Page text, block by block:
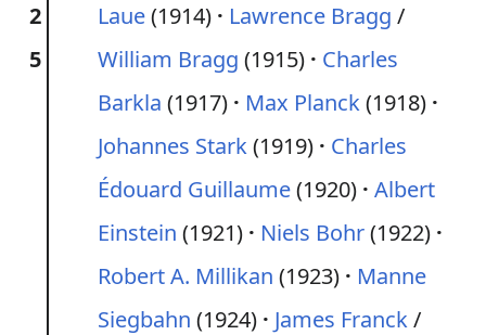
2
5
Laue(1914) Lawrence Bragg /
William Bragg (1915)
Charles
Barkla (1917) Max Planck(1918)
Johannes Stark(1919)
Charles
Édouard Guillaume(1920) Albert
Einstein (1921) Niels Bohr(1922)
Robert A. Millikan (1923)
Manne
Siegbahn (1924) James Franck/